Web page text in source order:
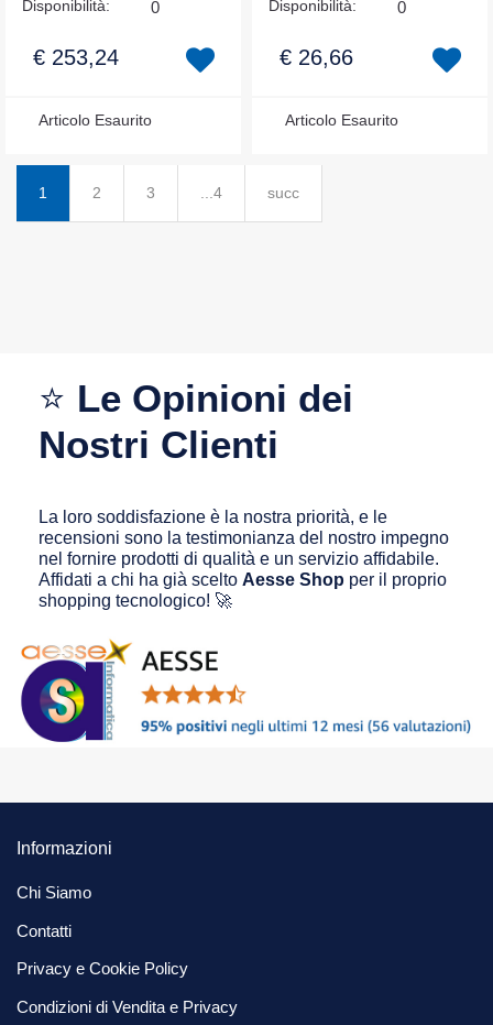
Disponibilità: 0
€ 253,24
Articolo Esaurito
Disponibilità: 0
€ 26,66
Articolo Esaurito
1 2 3 ...4 succ
⭐ Le Opinioni dei
Nostri Clienti
La loro soddisfazione è la nostra priorità, e le
recensioni sono la testimonianza del nostro impegno
nel fornire prodotti di qualità e un servizio affidabile.
Affidati a chi ha già scelto Aesse Shop per il proprio
shopping tecnologico! 🚀
Informazioni
Chi Siamo
Contatti
Privacy e Cookie Policy
Condizioni di Vendita e Privacy